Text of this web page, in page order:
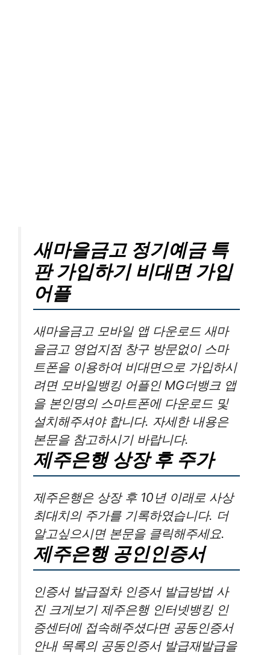
새마을금고 정기예금 특
판 가입하기 비대면 가입
어플
새마을금고 모바일 앱 다운로드 새마
을금고 영업지점 창구 방문없이 스마
트폰을 이용하여 비대면으로 가입하시
려면 모바일뱅킹 어플인 MG더뱅크 앱
을 본인명의 스마트폰에 다운로드 및
설치해주셔야 합니다. 자세한 내용은
본문을 참고하시기 바랍니다.
제주은행 상장 후 주가
제주은행은 상장 후 10년 이래로 사상
최대치의 주가를 기록하였습니다. 더
알고싶으시면 본문을 클릭해주세요.
제주은행 공인인증서
인증서 발급절차 인증서 발급방법 사
진 크게보기 제주은행 인터넷뱅킹 인
증센터에 접속해주셨다면 공동인증서
안내 목록의 공동인증서 발급재발급을